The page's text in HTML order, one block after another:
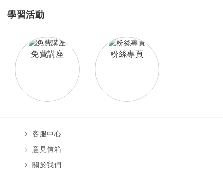
學習活動
免費講座 粉絲專頁
客服中心
意見信箱
關於我們